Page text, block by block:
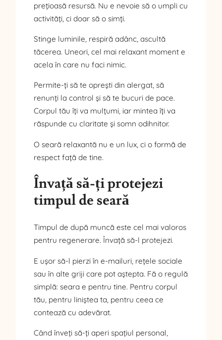
prețioasă resursă. Nu e nevoie să o umpli cu
activități, ci doar să o simți.
Stinge luminile, respiră adânc, ascultă
tăcerea. Uneori, cel mai relaxant moment e
acela în care nu faci nimic.
Permite-ți să te oprești din alergat, să
renunți la control și să te bucuri de pace.
Corpul tău îți va mulțumi, iar mintea îți va
răspunde cu claritate și somn odihnitor.
O seară relaxantă nu e un lux, ci o formă de
respect față de tine.
Învață să-ți protejezi
timpul de seară
Timpul de după muncă este cel mai valoros
pentru regenerare. Învață să-l protejezi.
E ușor să-l pierzi în e-mailuri, rețele sociale
sau în alte griji care pot aștepta. Fă o regulă
simplă: seara e pentru tine. Pentru corpul
tău, pentru liniștea ta, pentru ceea ce
contează cu adevărat.
Când înveți să-ți aperi spațiul personal,